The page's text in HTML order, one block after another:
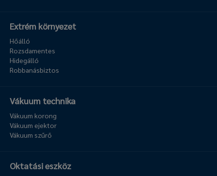
Extrém környezet
Hőálló
Rozsdamentes
Hidegálló
Robbanásbiztos
Vákuum technika
Vákuum korong
Vákuum ejektor
Vákuum szűrő
Oktatási eszköz